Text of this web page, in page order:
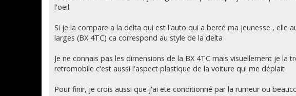
s
a
l'oeil
Si je la compare a la delta qui est l'auto qui a bercé ma jeunesse , elle
larges (BX 4TC) ca correspond au style de la delta
Je ne connais pas les dimensions de la BX 4TC mais visuellement je
retromobile c'est aussi l'aspect plastique de la voiture qui me déplait
Pour finir, je crois aussi que j'ai ete conditionné par la rumeur ou